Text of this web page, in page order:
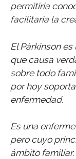
permitiría
facilitaría la
El Párkinson
que causa
sobre todo
por hoy
enfermedad.
Es una
pero cuyo
ámbito